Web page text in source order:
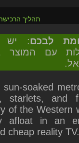
לבכם: יש
עם
soaked
of the Western
afloat in an
reality TV.
different